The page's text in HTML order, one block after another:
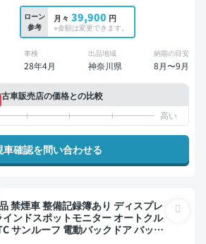
ローン
参考
月々 39,900 円
※金額は変更できます。
車検
28年4月
出品地域
神奈川県
納期の目安
8月〜9月
車販売店の価格との比較
車確認を問い合わせる
ンドスポットモニター オートクル
サンルーフ 電動バックドア バック